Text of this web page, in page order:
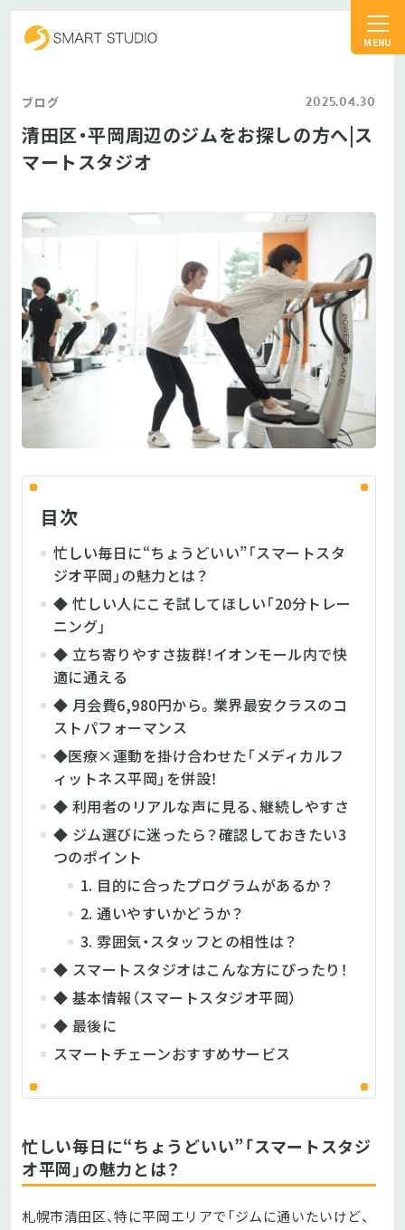
ブログ 2025.04.30
清田区・平岡周辺のジムをお探しの方へ|ス
マートスタジオ
目次
忙しい毎日に“ちょうどいい”「スマートスタ
ジオ平岡」の魅力とは？
◆ 忙しい人にこそ試してほしい「20分トレー
ニング」
◆ 立ち寄りやすさ抜群！イオンモール内で快
適に通える
◆ 月会費6,980円から。業界最安クラスのコ
ストパフォーマンス
◆医療×運動を掛け合わせた「メディカルフ
ィットネス平岡」を併設！
◆ 利用者のリアルな声に見る、継続しやすさ
◆ ジム選びに迷ったら？確認しておきたい3
つのポイント
1. 目的に合ったプログラムがあるか？
2. 通いやすいかどうか？
3. 雰囲気・スタッフとの相性は？
◆ スマートスタジオはこんな方にぴったり！
◆ 基本情報（スマートスタジオ平岡）
◆ 最後に
スマートチェーンおすすめサービス
忙しい毎日に“ちょうどいい”「スマートスタジ
オ平岡」の魅力とは？
札幌市清田区、特に平岡エリアで「ジムに通いたいけど、